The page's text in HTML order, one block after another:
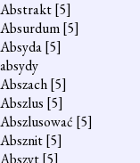
Abstrakt[5]
Absurdum[5]
Absyda[5]
absydy
Abszach[5]
Abszlus [5]
Abszlusować [5]
Absznit[5]
Abszyt[5]